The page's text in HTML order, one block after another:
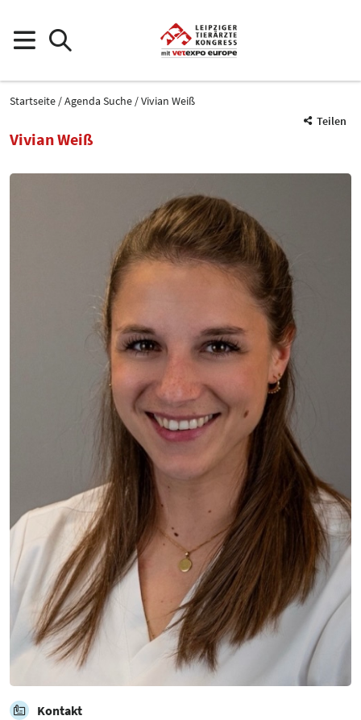
Startseite Agenda Suche
Vivian Weiß
Teilen
Vivian Weiß
Kontakt